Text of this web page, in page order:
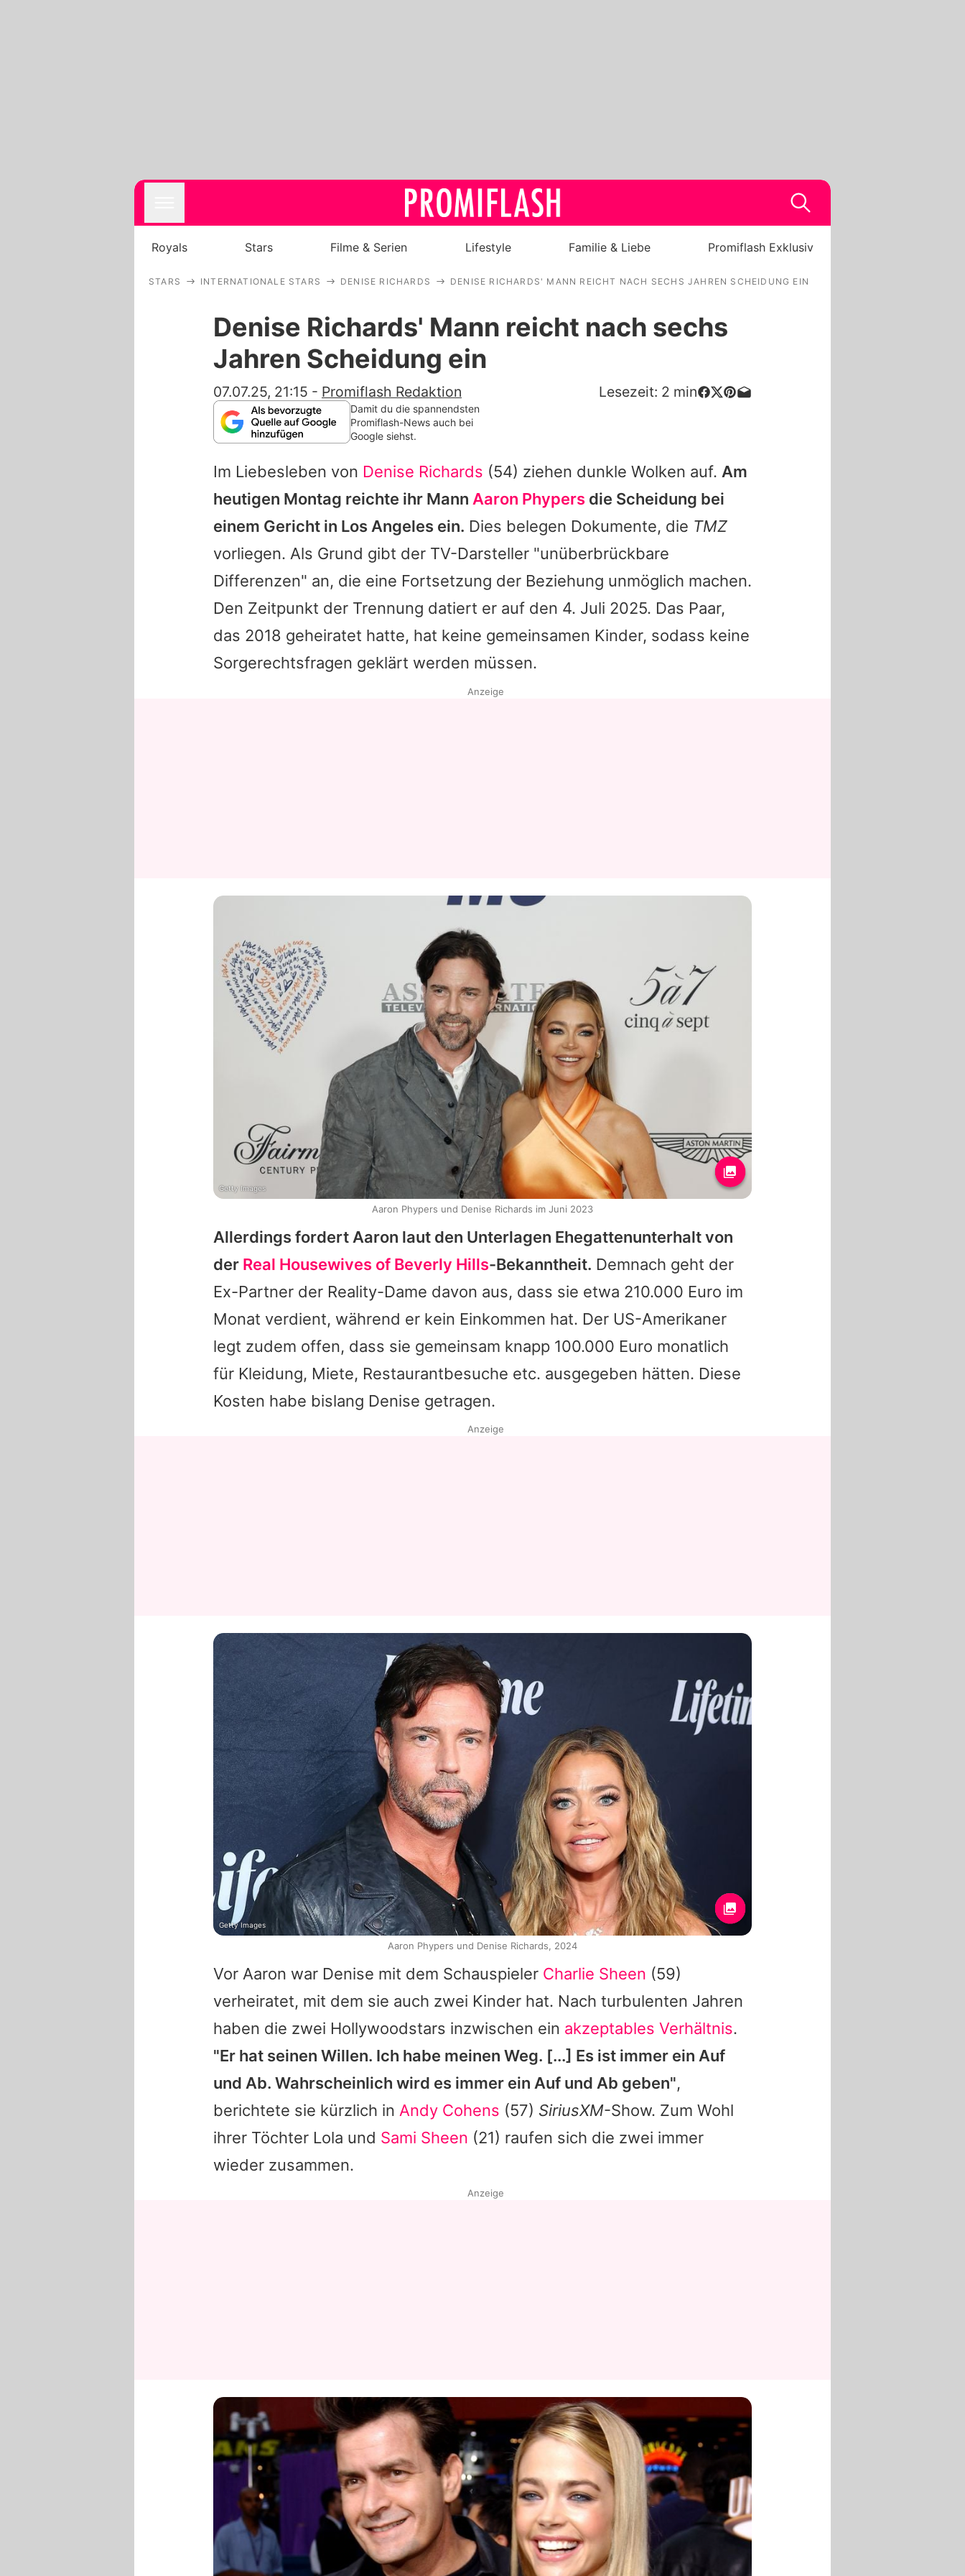
Royals
Filme & Serien
Familie & Liebe
App runterladen
Team
Redaktionelle Richtlinien
Impressum
Datenschutzerklärung
Nutzungsbedingungen
Royals Stars Filme & Serien Lifestyle Familie & Liebe Promiflash Exklusiv
STARS INTERNATIONALE STARS DENISE RICHARDS DENISE RICHARDS' MANN REICHT NACH SECHS JAHREN SCHEIDUNG EIN
Denise Richards' Mann reicht nach sechs
Jahren Scheidung ein
07.07.25, 21:15 - Promiflash Redaktion Lesezeit: 2 min
Damit du die spannendsten
Promiflash-News auch bei
Google siehst.
Im Liebesleben von Denise Richards (54) ziehen dunkle Wolken auf. Am
heutigen Montag reichte ihr Mann Aaron Phypers die Scheidung bei
einem Gericht in Los Angeles ein. Dies belegen Dokumente, die TMZ
vorliegen. Als Grund gibt der TV-Darsteller "unüberbrückbare
Differenzen" an, die eine Fortsetzung der Beziehung unmöglich machen.
Den Zeitpunkt der Trennung datiert er auf den 4. Juli 2025. Das Paar,
das 2018 geheiratet hatte, hat keine gemeinsamen Kinder, sodass keine
Sorgerechtsfragen geklärt werden müssen.
Allerdings fordert Aaron laut den Unterlagen Ehegattenunterhalt von
der Real Housewives of Beverly Hills-Bekanntheit. Demnach geht der
Ex-Partner der Reality-Dame davon aus, dass sie etwa 210.000 Euro im
Monat verdient, während er kein Einkommen hat. Der US-Amerikaner
legt zudem offen, dass sie gemeinsam knapp 100.000 Euro monatlich
für Kleidung, Miete, Restaurantbesuche etc. ausgegeben hätten. Diese
Kosten habe bislang Denise getragen.
Vor Aaron war Denise mit dem Schauspieler Charlie Sheen (59)
verheiratet, mit dem sie auch zwei Kinder hat. Nach turbulenten Jahren
haben die zwei Hollywoodstars inzwischen ein akzeptables Verhältnis.
"Er hat seinen Willen. Ich habe meinen Weg. [...] Es ist immer ein Auf
und Ab. Wahrscheinlich wird es immer ein Auf und Ab geben",
berichtete sie kürzlich in Andy Cohens (57) SiriusXM-Show. Zum Wohl
ihrer Töchter Lola und Sami Sheen (21) raufen sich die zwei immer
wieder zusammen.
Anzeige
Getty Images
Aaron Phypers und Denise Richards im Juni 2023
Anzeige
Getty Images
Aaron Phypers und Denise Richards, 2024
Anzeige